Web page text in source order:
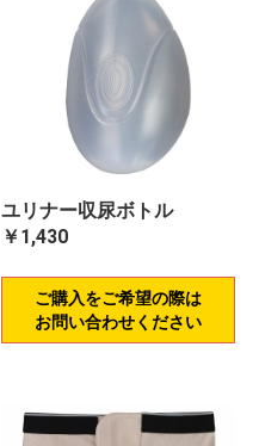
ユリナー収尿ボトル
￥1,430
ご購入をご希望の際は
お問い合わせください